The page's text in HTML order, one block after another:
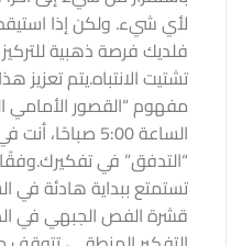
لأي شيء. ولكن
فلديك فرصة ذهبية
تشتيت الانتباه.يتم تعزيز
مفهوم “القصور الأمامي
الساعة 5:00
“التدفق” في تفكيرك.
قشرة الفص الجبهي في